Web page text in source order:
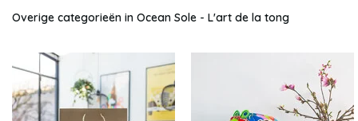
Overige categorieën in Ocean Sole - L'art de la tong